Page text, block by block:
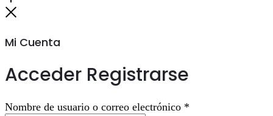
Mi Cuenta
Acceder Registrarse
Nombre de usuario o correo electrónico *